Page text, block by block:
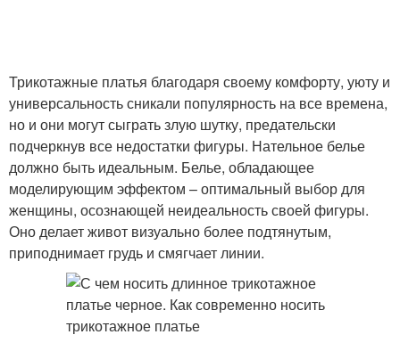
Трикотажные платья благодаря своему комфорту, уюту и
универсальность сникали популярность на все времена,
но и они могут сыграть злую шутку, предательски
подчеркнув все недостатки фигуры. Нательное белье
должно быть идеальным. Белье, обладающее
моделирующим эффектом – оптимальный выбор для
женщины, осознающей неидеальность своей фигуры.
Оно делает живот визуально более подтянутым,
приподнимает грудь и смягчает линии.